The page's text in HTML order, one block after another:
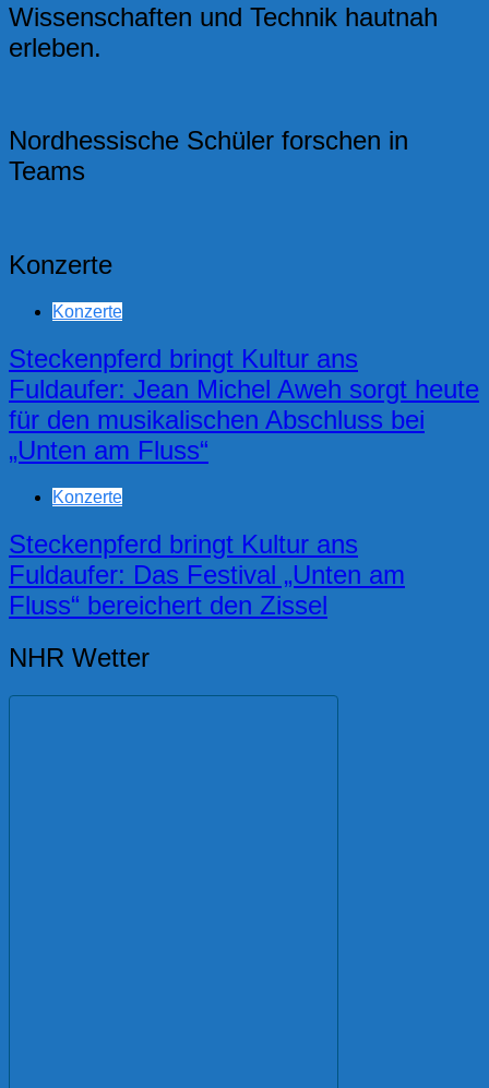
Wissenschaften und Technik hautnah
erleben.
Nordhessische Schüler forschen in
Teams
Konzerte
Konzerte
Steckenpferd bringt Kultur ans
Fuldaufer: Jean Michel Aweh sorgt heute
für den musikalischen Abschluss bei
„Unten am Fluss“
Konzerte
Steckenpferd bringt Kultur ans
Fuldaufer: Das Festival „Unten am
Fluss“ bereichert den Zissel
NHR Wetter